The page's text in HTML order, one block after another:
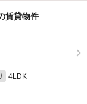
賃貸物件
4LDK